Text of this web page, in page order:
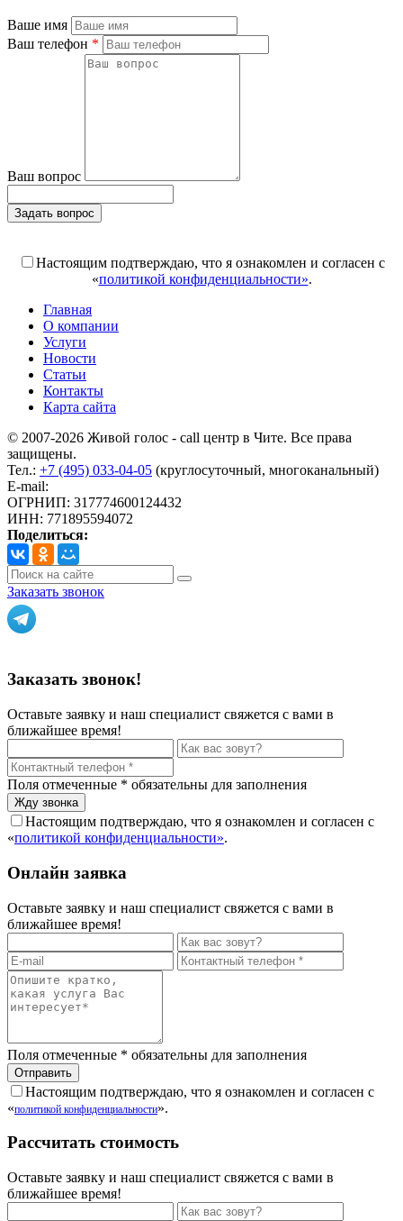
Ваше имя
Ваш телефон *
Ваш вопрос
Задать вопрос
Настоящим подтверждаю, что я ознакомлен и согласен с
«политикой конфиденциальности».
Главная
О компании
Услуги
Новости
Статьи
Контакты
Карта сайта
© 2007-2026 Живой голос - call центр в Чите. Все права
защищены.
Тел.: +7 (495) 033-04-05 (круглосуточный, многоканальный)
E-mail:
ОГРНИП: 317774600124432
ИНН: 771895594072
Поделиться:
Заказать звонок
Заказать звонок!
Оставьте заявку и наш специалист свяжется с вами в
ближайшее время!
Поля отмеченные * обязательны для заполнения
Настоящим подтверждаю, что я ознакомлен и согласен с
«политикой конфиденциальности».
Онлайн заявка
Оставьте заявку и наш специалист свяжется с вами в
ближайшее время!
Поля отмеченные * обязательны для заполнения
Настоящим подтверждаю, что я ознакомлен и согласен с
«политикой конфиденциальности».
Рассчитать стоимость
Оставьте заявку и наш специалист свяжется с вами в
ближайшее время!